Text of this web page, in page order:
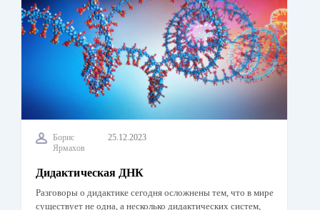
Борис
Ярмахов
25.12.2023
Дидактическая ДНК
Разговоры о дидактике сегодня осложнены тем, что в мире
существует не одна, а несколько дидактических систем,